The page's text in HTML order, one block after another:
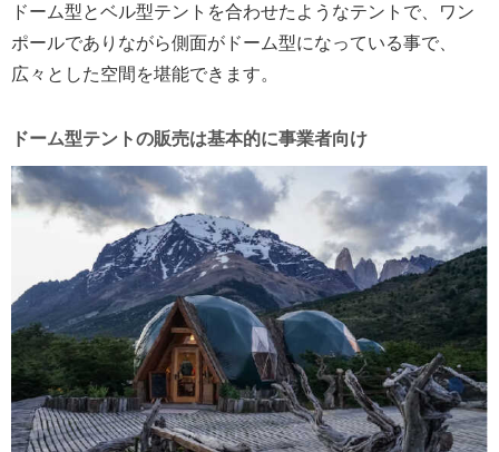
ドーム型とベル型テントを合わせたようなテントで、ワン
ポールでありながら側面がドーム型になっている事で、
広々とした空間を堪能できます。
ドーム型テントの販売は基本的に事業者向け